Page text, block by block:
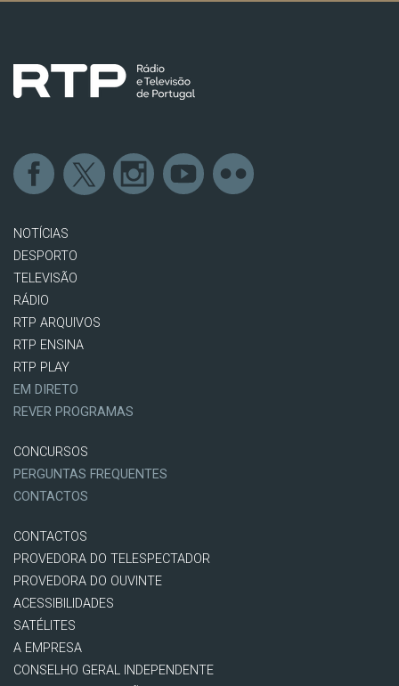
NOTÍCIAS
DESPORTO
TELEVISÃO
RÁDIO
RTP ARQUIVOS
RTP ENSINA
RTP PLAY
EM DIRETO
REVER PROGRAMAS
CONCURSOS
PERGUNTAS FREQUENTES
CONTACTOS
CONTACTOS
PROVEDORA DO TELESPECTADOR
PROVEDORA DO OUVINTE
ACESSIBILIDADES
SATÉLITES
A EMPRESA
CONSELHO GERAL INDEPENDENTE